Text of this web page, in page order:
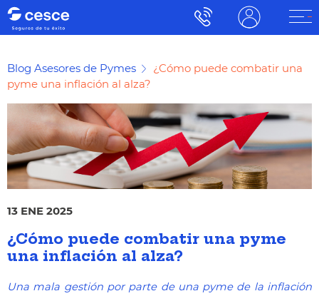
Blog Asesores de Pymes
¿Cómo puede combatir una
pyme una inflación al alza?
13 ENE 2025
¿Cómo puede combatir una pyme
una inflación al alza?
Una mala gestión por parte de una pyme de la inflación